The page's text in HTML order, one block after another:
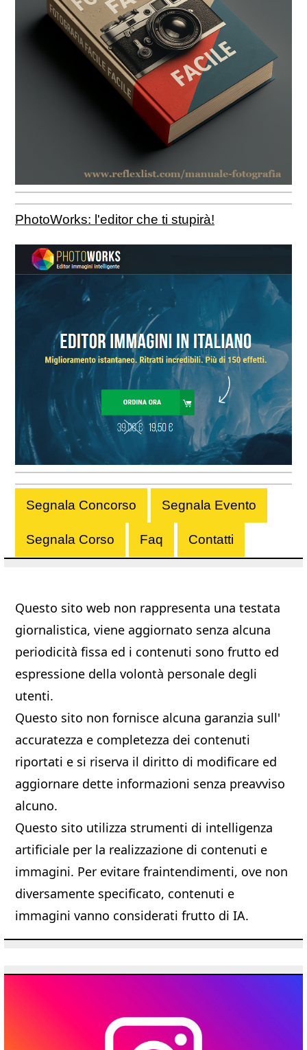
PhotoWorks: l'editor che ti stupirà!
Segnala Concorso Segnala Evento
Segnala Corso Faq Contatti
Questo sito web non rappresenta una testata
giornalistica, viene aggiornato senza alcuna
periodicità fissa ed i contenuti sono frutto ed
espressione della volontà personale degli
utenti.
Questo sito non fornisce alcuna garanzia sull'
accuratezza e completezza dei contenuti
riportati e si riserva il diritto di modificare ed
aggiornare dette informazioni senza preavviso
alcuno.
Questo sito utilizza strumenti di intelligenza
artificiale per la realizzazione di contenuti e
immagini. Per evitare fraintendimenti, ove non
diversamente specificato, contenuti e
immagini vanno considerati frutto di IA.